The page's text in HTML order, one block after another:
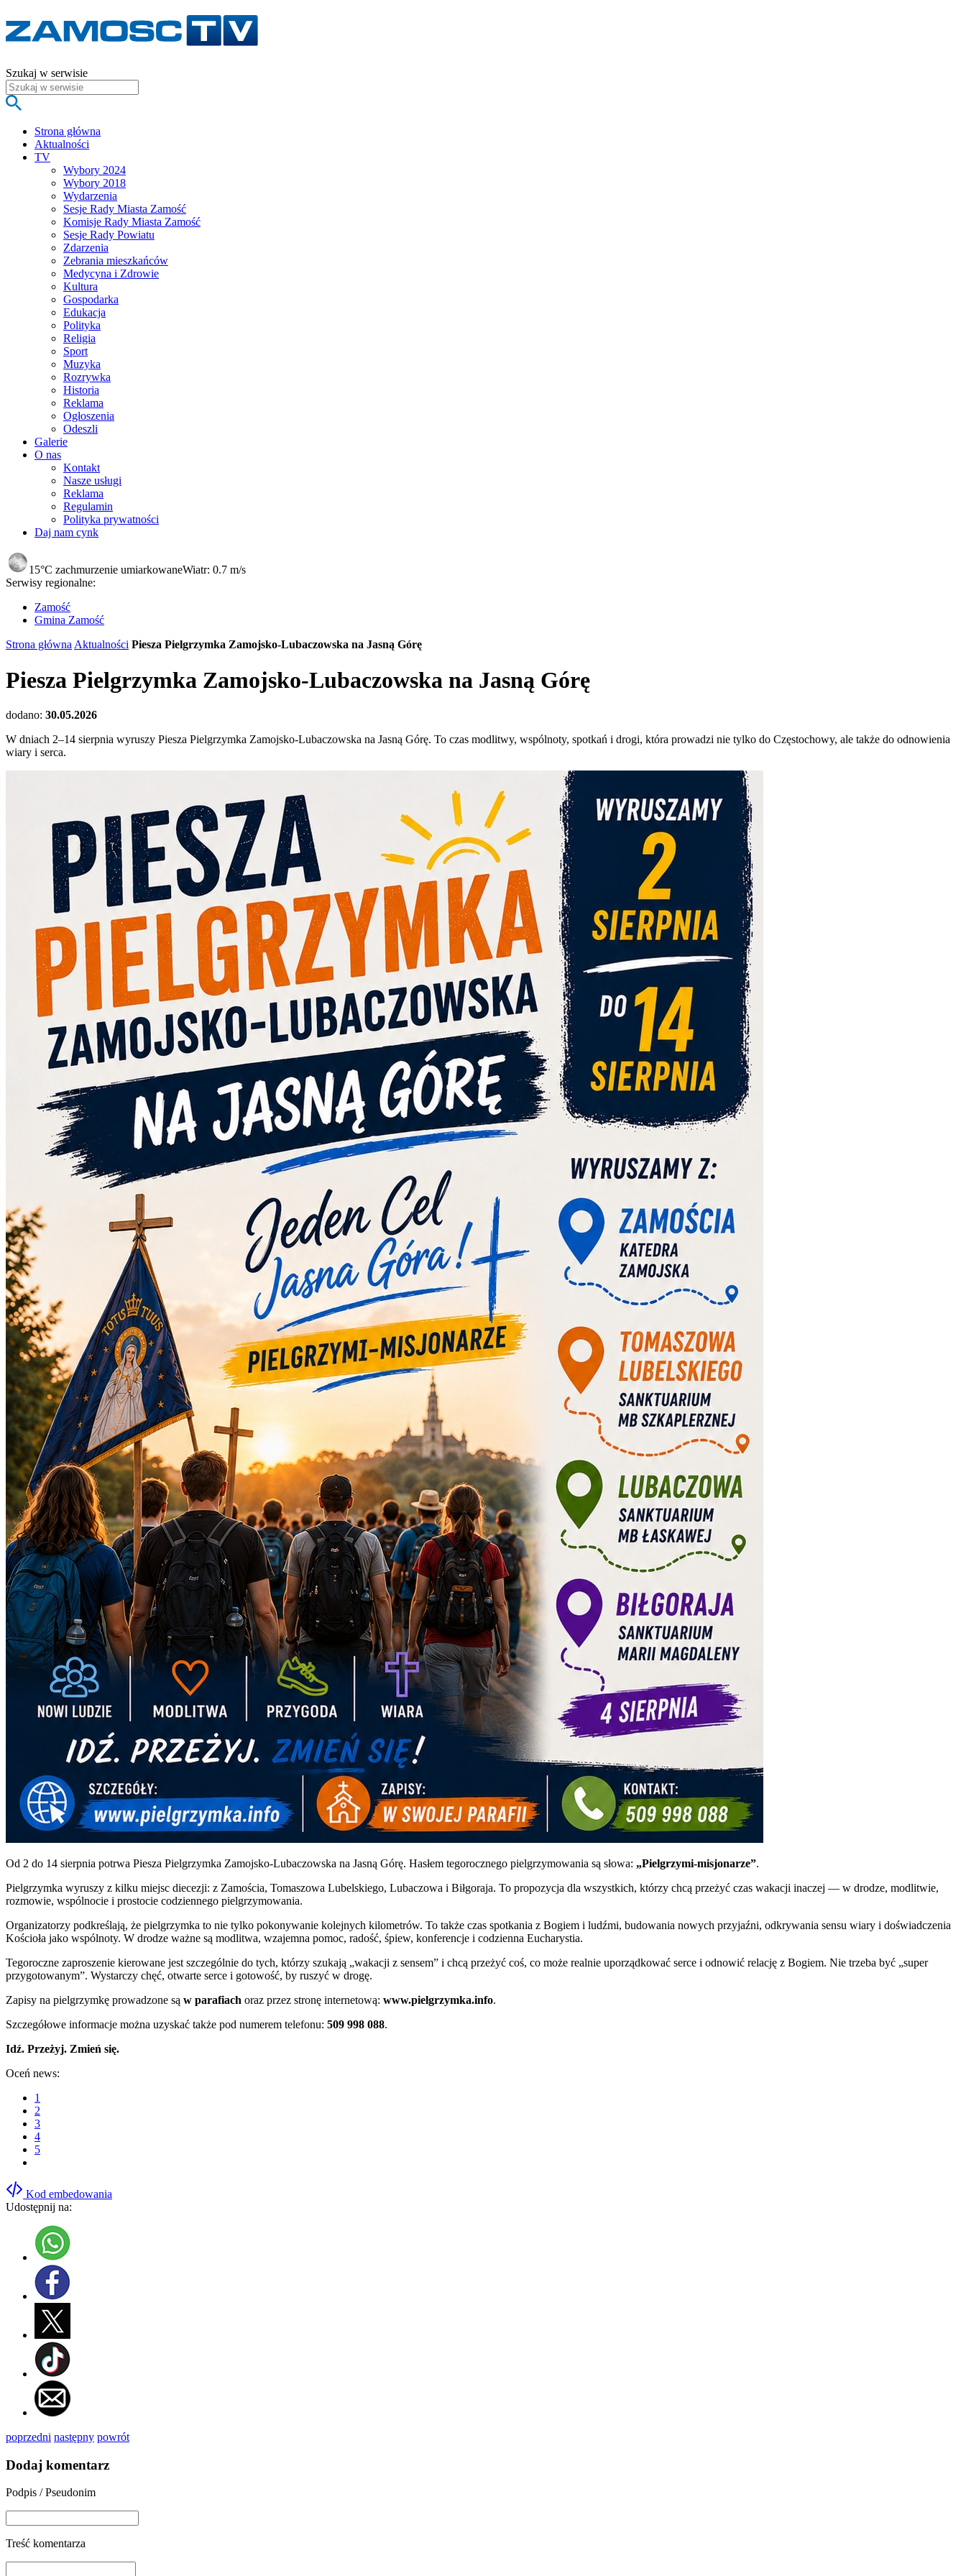
Szukaj w serwisie
Strona główna
Aktualności
TV
Wybory 2024
Wybory 2018
Wydarzenia
Sesje Rady Miasta Zamość
Komisje Rady Miasta Zamość
Sesje Rady Powiatu
Zdarzenia
Zebrania mieszkańców
Medycyna i Zdrowie
Kultura
Gospodarka
Edukacja
Polityka
Religia
Sport
Muzyka
Rozrywka
Historia
Reklama
Ogłoszenia
Odeszli
Galerie
O nas
Kontakt
Nasze usługi
Reklama
Regulamin
Polityka prywatności
Daj nam cynk
15°C zachmurzenie umiarkowaneWiatr: 0.7 m/s
Serwisy regionalne:
Zamość
Gmina Zamość
Strona główna Aktualności Piesza Pielgrzymka Zamojsko-Lubaczowska na Jasną Górę
Piesza Pielgrzymka Zamojsko-Lubaczowska na Jasną Górę
dodano: 30.05.2026
W dniach 2–14 sierpnia wyruszy Piesza Pielgrzymka Zamojsko-Lubaczowska na Jasną Górę. To czas modlitwy, wspólnoty, spotkań i drogi, która prowadzi nie tylko do Częstochowy, ale także do odnowienia
wiary i serca.
Od 2 do 14 sierpnia potrwa Piesza Pielgrzymka Zamojsko-Lubaczowska na Jasną Górę. Hasłem tegorocznego pielgrzymowania są słowa: „Pielgrzymi-misjonarze”.
Pielgrzymka wyruszy z kilku miejsc diecezji: z Zamościa, Tomaszowa Lubelskiego, Lubaczowa i Biłgoraja. To propozycja dla wszystkich, którzy chcą przeżyć czas wakacji inaczej — w drodze, modlitwie,
rozmowie, wspólnocie i prostocie codziennego pielgrzymowania.
Organizatorzy podkreślają, że pielgrzymka to nie tylko pokonywanie kolejnych kilometrów. To także czas spotkania z Bogiem i ludźmi, budowania nowych przyjaźni, odkrywania sensu wiary i doświadczenia
Kościoła jako wspólnoty. W drodze ważne są modlitwa, wzajemna pomoc, radość, śpiew, konferencje i codzienna Eucharystia.
Tegoroczne zaproszenie kierowane jest szczególnie do tych, którzy szukają „wakacji z sensem” i chcą przeżyć coś, co może realnie uporządkować serce i odnowić relację z Bogiem. Nie trzeba być „super
przygotowanym”. Wystarczy chęć, otwarte serce i gotowość, by ruszyć w drogę.
Zapisy na pielgrzymkę prowadzone są w parafiach oraz przez stronę internetową: www.pielgrzymka.info.
Szczegółowe informacje można uzyskać także pod numerem telefonu: 509 998 088.
Idź. Przeżyj. Zmień się.
Oceń news:
1
2
3
4
5
Kod embedowania
Udostępnij na:
poprzedni następny powrót
Dodaj komentarz
Podpis / Pseudonim
Treść komentarza